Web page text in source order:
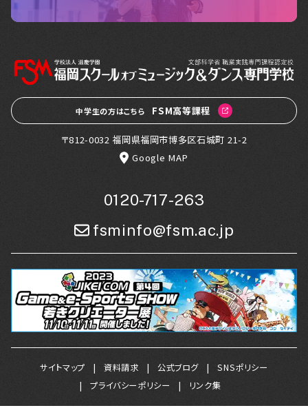
中学生の方はこちら FSM高等課程
〒812-0032 福岡県福岡市博多区石城町 21-2
Google MAP
0120-717-263
fsminfo@fsm.ac.jp
サイトマップ 資料請求 公式ブログ
SNSポリシー
プライバシーポリシー
リンク集